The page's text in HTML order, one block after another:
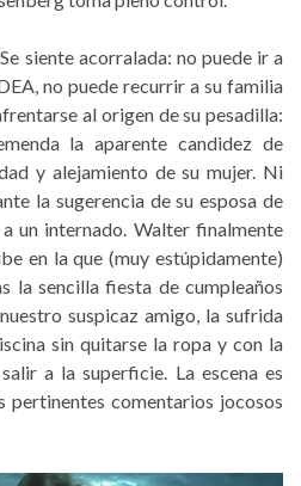
siente acorralada: no puede ir a
no puede recurrir a su familia
al origen de su pesadilla:
la aparente candidez de
y alejamiento de su mujer. Ni
la sugerencia de su esposa de
un internado. Walter finalmente
en la que (muy estúpidamente)
la sencilla fiesta de cumpleaños
suspicaz amigo, la sufrida
sin quitarse la ropa y con la
a la superficie. La escena es
pertinentes comentarios jocosos